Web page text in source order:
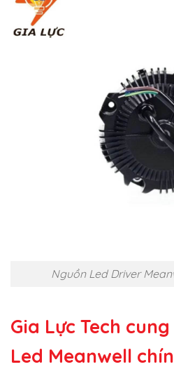
Nguồn Led Driver
Gia Lực Tech
Led Meanwell